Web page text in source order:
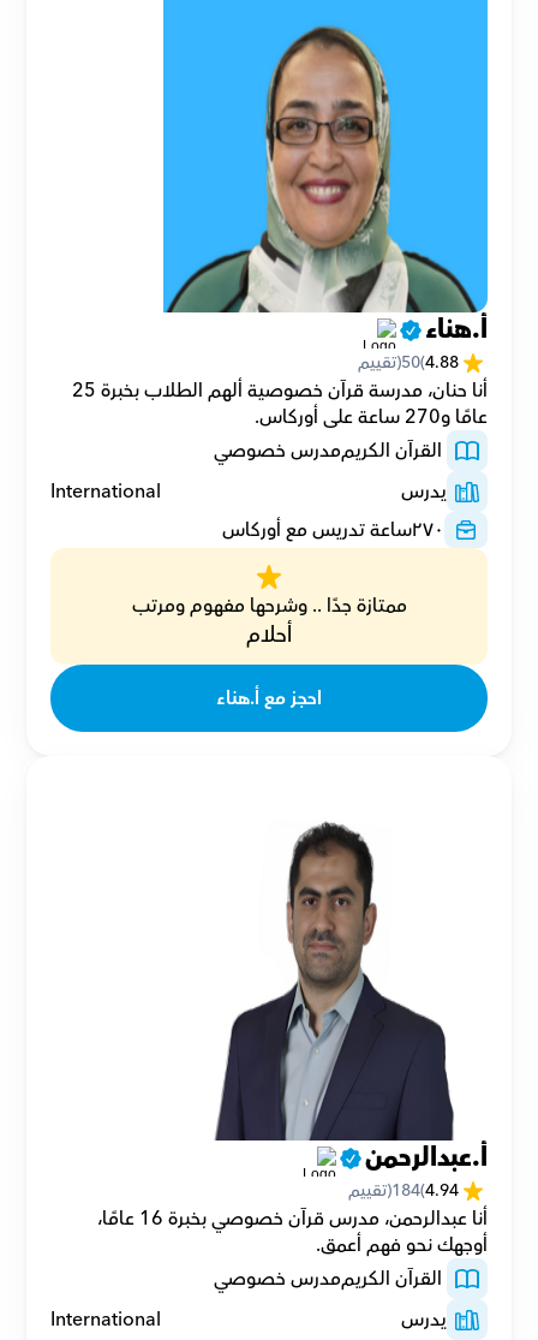
أ.هناء
4.88
(
50(تقييم
عامًا و270 ساعة على أوركاس.
القرآن الكريممدرس خصوصي
يدرس
International
٢٧٠ساعة تدريس مع أوركاس
ممتازة جدًا .. وشرحها مفهوم ومرتب
أحلام
احجز مع أ.هناء
أ.عبدالرحمن
4.94
(
184(تقييم
أوجهك نحو فهم أعمق.
القرآن الكريممدرس خصوصي
يدرس
International